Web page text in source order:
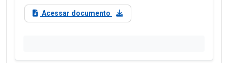
Acessar documento